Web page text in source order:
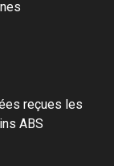
reçues les
ABS